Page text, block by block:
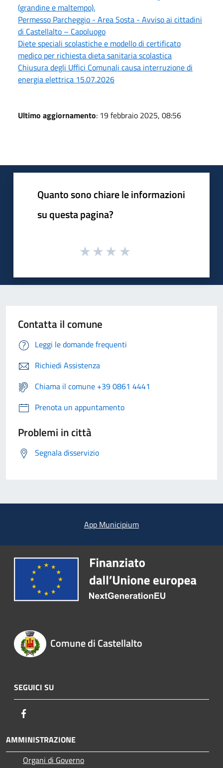
(grandine e maltempo).
Permesso Parcheggio - Area Sosta - Avviso ai cittadini
di Castellalto – Capoluogo
Diete speciali scolastiche e modello di certificato
medico per richiesta dieta sanitaria scolastica
Chiusura degli Uffici Comunali causa interruzione di
energia elettrica 15.07.2026
Ultimo aggiornamento: 19 febbraio 2025, 08:56
Quanto sono chiare le informazioni
su questa pagina?
Contatta il comune
Leggi le domande frequenti
Richiedi Assistenza
Chiama il comune +39 0861 4441
Prenota un appuntamento
Problemi in città
Segnala disservizio
App Municipium
Comune di Castellalto
SEGUICI SU
AMMINISTRAZIONE
Organi di Governo